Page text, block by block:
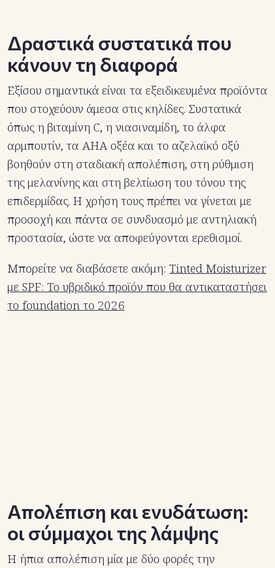
Δραστικά συστατικά που
κάνουν τη διαφορά
Εξίσου σημαντικά είναι τα εξειδικευμένα προϊόντα
που στοχεύουν άμεσα στις κηλίδες. Συστατικά
όπως η βιταμίνη C, η νιασιναμίδη, το άλφα
αρμπουτίν, τα AHA οξέα και το αζελαϊκό οξύ
βοηθούν στη σταδιακή απολέπιση, στη ρύθμιση
της μελανίνης και στη βελτίωση του τόνου της
επιδερμίδας. Η χρήση τους πρέπει να γίνεται με
προσοχή και πάντα σε συνδυασμό με αντηλιακή
προστασία, ώστε να αποφεύγονται ερεθισμοί.
Μπορείτε να διαβάσετε ακόμη: Tinted Moisturizer
με SPF: Το υβριδικό προϊόν που θα αντικαταστήσει
το foundation το 2026
Απολέπιση και ενυδάτωση:
οι σύμμαχοι της λάμψης
Η ήπια απολέπιση μία με δύο φορές την